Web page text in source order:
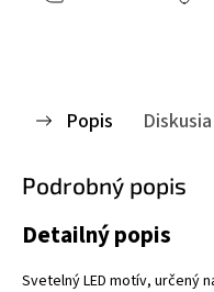
Popis Diskusia
Podrobný popis
Detailný popis
Svetelný LED motív, určený